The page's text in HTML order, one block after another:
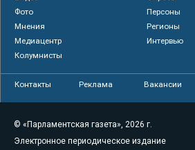
Фото
Персоны
Мнения
Регионы
Медиацентр
Интервью
Колумнисты
Контакты Реклама Вакансии
© «Парламентская газета», 2026 г.
Электронное периодическое издание